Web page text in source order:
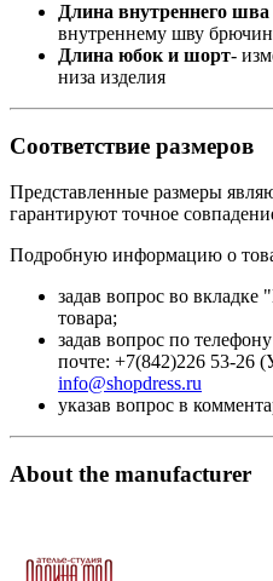
Длина внутреннего
внутреннему шву
Длина юбок и шорт-
низа изделия
Соответствие размеров
Представленные размеры
гарантируют точное
Подробную информацию о
задав вопрос во вкладке
товара;
задав вопрос по
почте: +7(842)226 53-26
info@shopdress.ru
указав вопрос в
About the manufacturer